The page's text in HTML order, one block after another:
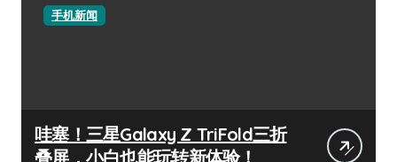
手机新闻
哇塞！三星Galaxy Z TriFold三折
叠屏，小白也能玩转新体验！